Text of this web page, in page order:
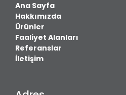
Ana Sayfa
Hakkımızda
Ürünler
Faaliyet Alanları
Referanslar
İletişim